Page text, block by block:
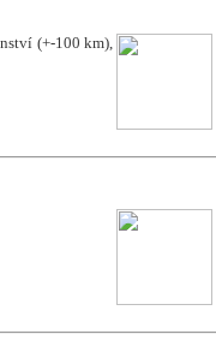
(+-100 km),